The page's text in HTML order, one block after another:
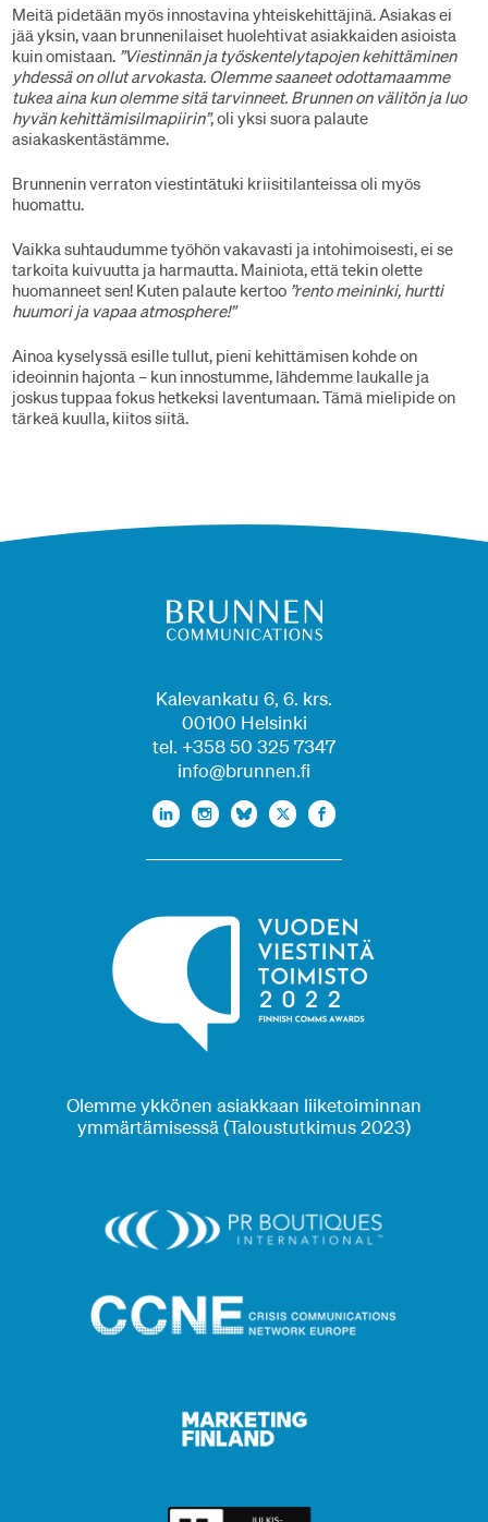
Meitä pidetään myös innostavina yhteiskehittäjinä. Asiakas ei
jää yksin, vaan brunnenilaiset huolehtivat asiakkaiden asioista
kuin omistaan. ”Viestinnän ja työskentelytapojen kehittäminen
yhdessä on ollut arvokasta. Olemme saaneet odottamaamme
tukea aina kun olemme sitä tarvinneet. Brunnen on välitön ja luo
hyvän kehittämisilmapiirin”, oli yksi suora palaute
asiakaskentästämme.
Brunnenin verraton viestintätuki kriisitilanteissa oli myös
huomattu.
Vaikka suhtaudumme työhön vakavasti ja intohimoisesti, ei se
tarkoita kuivuutta ja harmautta. Mainiota, että tekin olette
huomanneet sen! Kuten palaute kertoo ”rento meininki, hurtti
huumori ja vapaa atmosphere!”
Ainoa kyselyssä esille tullut, pieni kehittämisen kohde on
ideoinnin hajonta – kun innostumme, lähdemme laukalle ja
joskus tuppaa fokus hetkeksi laventumaan. Tämä mielipide on
tärkeä kuulla, kiitos siitä.
Kalevankatu 6, 6. krs.
00100 Helsinki
tel. +358 50 325 7347
info@brunnen.fi
Olemme ykkönen asiakkaan liiketoiminnan
ymmärtämisessä (Taloustutkimus 2023)